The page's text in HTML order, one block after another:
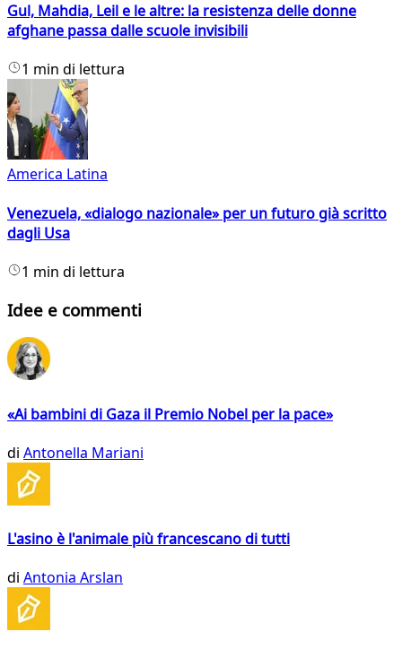
Gul, Mahdia, Leil e le altre: la resistenza delle donne
afghane passa dalle scuole invisibili
1 min di lettura
America Latina
Venezuela, «dialogo nazionale» per un futuro già scritto
dagli Usa
1 min di lettura
Idee e commenti
«Ai bambini di Gaza il Premio Nobel per la pace»
di Antonella Mariani
L'asino è l'animale più francescano di tutti
di Antonia Arslan